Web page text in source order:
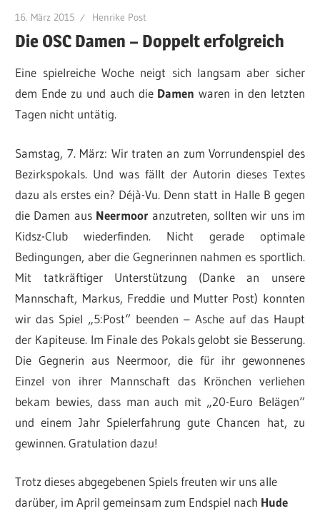
16. März 2015 Henrike Post
Die OSC Damen – Doppelt erfolgreich
Eine spielreiche Woche neigt sich langsam aber sicher
dem Ende zu und auch die Damen waren in den letzten
Tagen nicht untätig.
Samstag, 7. März: Wir traten an zum Vorrundenspiel des
Bezirkspokals. Und was fällt der Autorin dieses Textes
dazu als erstes ein? Déjà-Vu. Denn statt in Halle B gegen
die Damen aus Neermooranzutreten, sollten wir uns im
Kidsz-Club wiederfinden. Nicht gerade optimale
Bedingungen, aber die Gegnerinnen nahmen es sportlich.
Mit tatkräftiger Unterstützung (Danke an unsere
Mannschaft, Markus, Freddie und Mutter Post) konnten
wir das Spiel „5:Post“ beenden – Asche auf das Haupt
der Kapiteuse. Im Finale des Pokals gelobt sie Besserung.
Die Gegnerin aus Neermoor, die für ihr gewonnenes
Einzel von ihrer Mannschaft das Krönchen verliehen
bekam bewies, dass man auch mit „20-Euro Belägen“
und einem Jahr Spielerfahrung gute Chancen hat, zu
gewinnen. Gratulation dazu!
Trotz dieses abgegebenen Spiels freuten wir uns alle
darüber, im April gemeinsam zum Endspiel nach Hude